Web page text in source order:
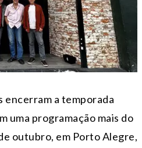
encerram a temporada
uma programação mais do
outubro, em Porto Alegre,